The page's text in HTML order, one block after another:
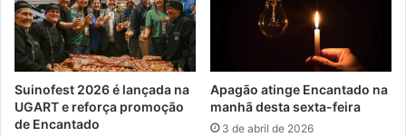
Suinofest 2026 é lançada na
UGART e reforça promoção
de Encantado
Apagão atinge Encantado na
manhã desta sexta-feira
3 de abril de 2026